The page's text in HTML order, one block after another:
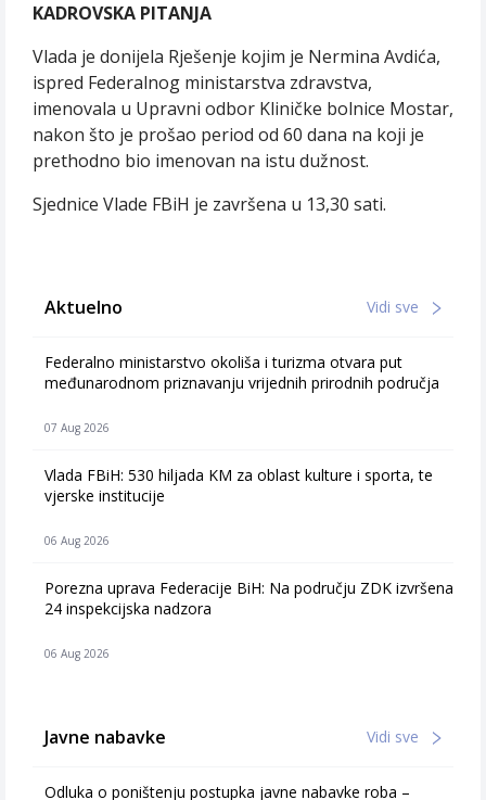
KADROVSKA PITANJA
Vlada je donijela Rješenje kojim je Nermina Avdića,
ispred Federalnog ministarstva zdravstva,
imenovala u Upravni odbor Kliničke bolnice Mostar,
nakon što je prošao period od 60 dana na koji je
prethodno bio imenovan na istu dužnost.
Sjednice Vlade FBiH je završena u 13,30 sati.
Aktuelno Vidi sve
Federalno ministarstvo okoliša i turizma otvara put
međunarodnom priznavanju vrijednih prirodnih područja
07 Aug 2026
Vlada FBiH: 530 hiljada KM za oblast kulture i sporta, te
vjerske institucije
06 Aug 2026
Porezna uprava Federacije BiH: Na području ZDK izvršena
24 inspekcijska nadzora
06 Aug 2026
Javne nabavke Vidi sve
Odluka o poništenju postupka javne nabavke roba –